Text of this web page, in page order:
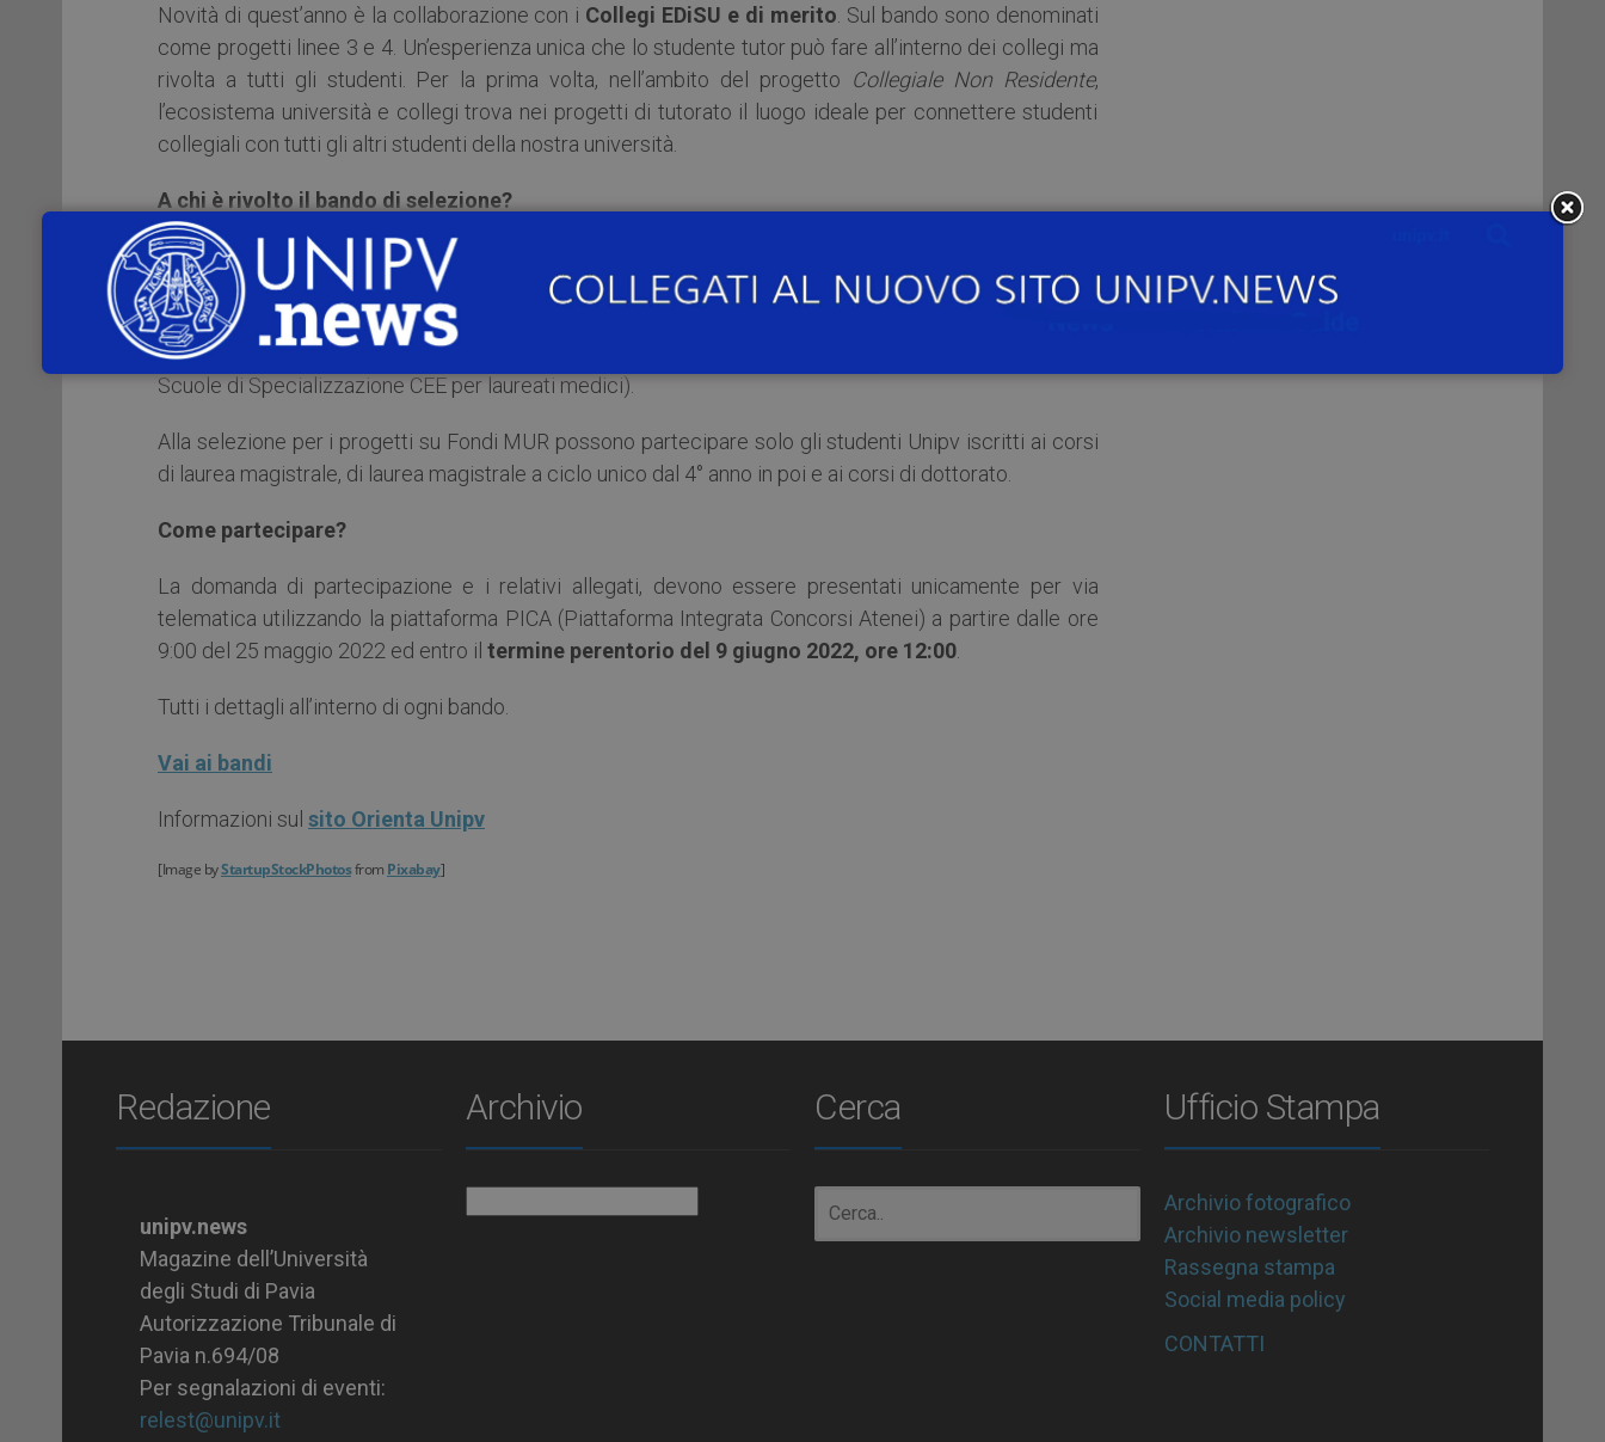
Novità di quest’anno è la collaborazione con i Collegi EDiSU e di merito . Sul bando sono denominati
come progetti linee 3 e 4. Un’esperienza unica che lo studente tutor può fare all’interno dei collegi ma
rivolta a tutti gli studenti. Per la prima volta, nell’ambito del progetto Collegiale Non Residente,
l’ecosistema università e collegi trova nei progetti di tutorato il luogo ideale per connettere studenti
collegiali con tutti gli altri studenti della nostra università.
A chi è rivolto il bando di selezione?
Alla selezione per i progetti su Fondi Ateneo possono partecipare gli studenti Unipv iscritti ai corsi di
laurea, di laurea magistrale e di laurea magistrale a ciclo unico, i neolaureati, gli iscritti a master di I e II
livello, i dottorandi, i borsisti, gli assegnisti, gli iscritti alla Scuola di specializzazione per le professioni
legali e ad altre Scuole di specializzazione, fatte salve le limitazioni di legge in vigore (vd. iscritti a
Scuole di Specializzazione CEE per laureati medici).
Alla selezione per i progetti su Fondi MUR possono partecipare solo gli studenti Unipv iscritti ai corsi
di laurea magistrale, di laurea magistrale a ciclo unico dal 4° anno in poi e ai corsi di dottorato.
Come partecipare?
La domanda di partecipazione e i relativi allegati, devono essere presentati unicamente per via
telematica utilizzando la piattaforma PICA (Piattaforma Integrata Concorsi Atenei) a partire dalle ore
9:00 del 25 maggio 2022 ed entro il termine perentorio del 9 giugno 2022, ore 12:00
Tutti i dettagli all’interno di ogni bando.
Vai ai bandi
Informazioni sul sito Orienta Unipv
[Image byStartupStockPhotosfrom Pixabay]
Redazione
unipv.news
Magazine dell’Università
degli Studi di Pavia
Autorizzazione Tribunale di
Pavia n.694/08
Per segnalazioni di eventi:
relest@unipv.it
Archivio Cerca Ufficio Stampa
Archivio fotografico
Archivio newsletter
Rassegna stampa
Social media policy
CONTATTI